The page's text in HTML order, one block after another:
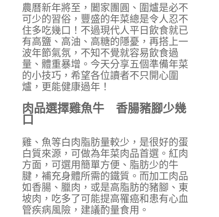
農曆新年將至，闔家團圓、圍爐是必不
可少的習俗，豐盛的年菜總是令人忍不
住多吃幾口！不過現代人平日飲食就已
有高鹽、高油、高糖的隱憂，再搭上一
波年節氣氛，不知不覺就容易飲食過
量、體重暴增。今天分享五個準備年菜
的小技巧，希望各位讀者不只開心圍
爐，更能健康過年！
肉品選擇雞魚牛 香腸豬腳少幾
口
雞、魚等白肉脂肪量較少，是很好的蛋
白質來源，可做為年菜肉品首選。紅肉
方面，可選用簡單方便、脂肪少的牛
腱，補充身體所需的鐵質。而加工肉品
如香腸、臘肉，或是高脂肪的豬腳、東
坡肉，吃多了可能提高罹癌和患有心血
管疾病風險，建議酌量食用。